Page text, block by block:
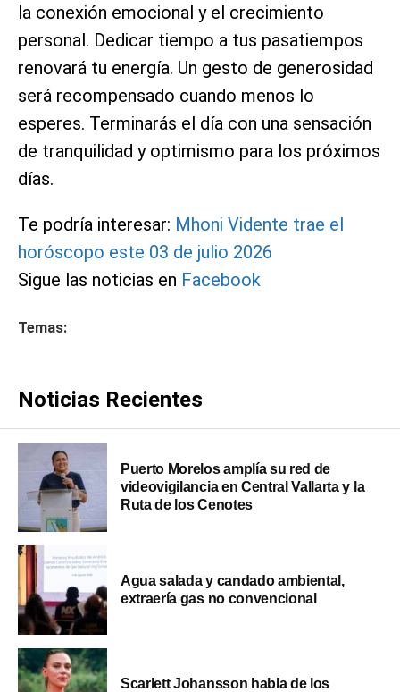
la conexión emocional y el crecimiento
personal. Dedicar tiempo a tus pasatiempos
renovará tu energía. Un gesto de generosidad
será recompensado cuando menos lo
esperes. Terminarás el día con una sensación
de tranquilidad y optimismo para los próximos
días.
Te podría interesar: Mhoni Vidente trae el
horóscopo este 03 de julio 2026
Sigue las noticias en Facebook
Temas:
Noticias Recientes
Puerto Morelos amplía su red de
videovigilancia en Central Vallarta y la
Ruta de los Cenotes
Agua salada y candado ambiental,
extraería gas no convencional
Scarlett Johansson habla de los